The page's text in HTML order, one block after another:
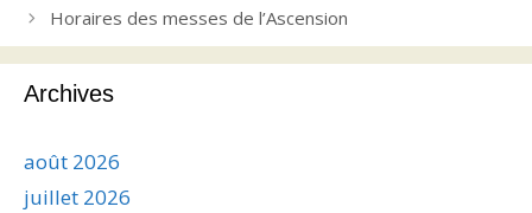
Horaires des messes de l’Ascension
Archives
août 2026
juillet 2026